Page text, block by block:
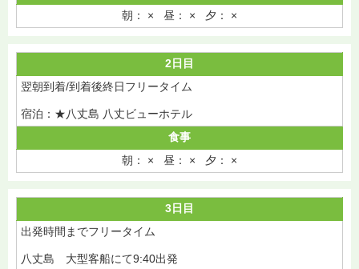
朝： × 昼： × 夕： ×
2日目
翌朝到着/到着後終日フリータイム
宿泊：★八丈島 八丈ビューホテル
食事
朝： × 昼： × 夕： ×
3日目
出発時間までフリータイム
八丈島 大型客船にて9:40出発